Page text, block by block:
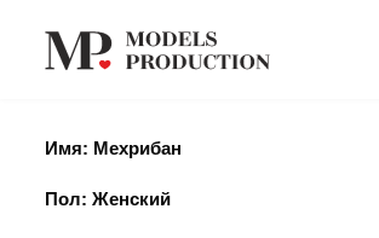
Имя: Мехрибан
Пол: Женский